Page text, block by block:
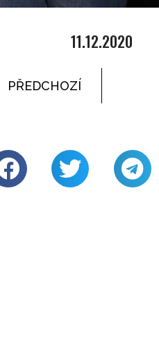
11.12.2020
PŘEDCHOZÍ